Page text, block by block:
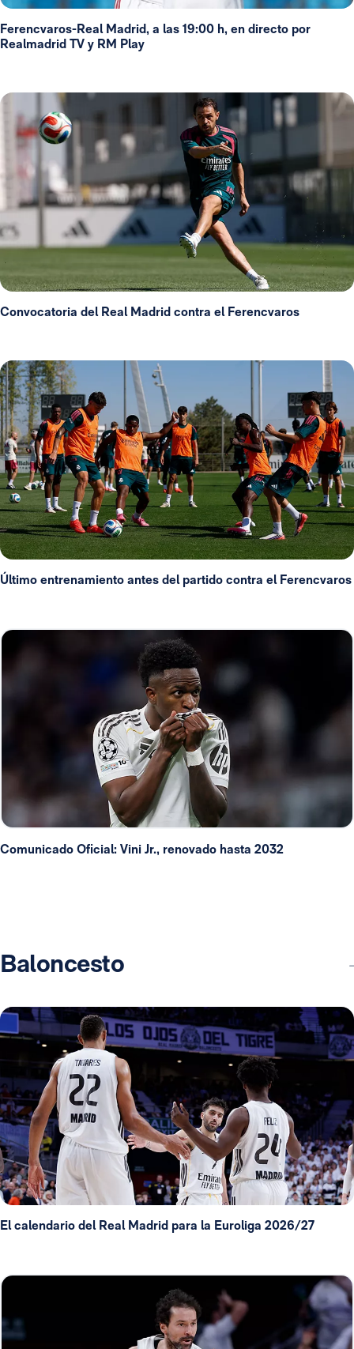
Ferencvaros-Real Madrid, a las 19:00 h, en directo por
Realmadrid TV y RM Play
Convocatoria del Real Madrid contra el Ferencvaros
Último entrenamiento antes del partido contra el Ferencvaros
Comunicado Oficial: Vini Jr., renovado hasta 2032
Baloncesto
El calendario del Real Madrid para la Euroliga 2026/27